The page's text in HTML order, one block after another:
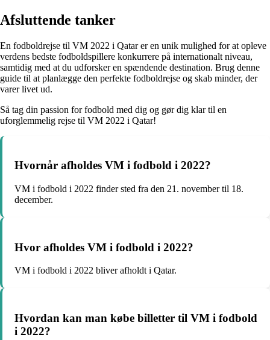
Afsluttende tanker
En fodboldrejse til VM 2022 i Qatar er en unik mulighed for at opleve
verdens bedste fodboldspillere konkurrere på internationalt niveau,
samtidig med at du udforsker en spændende destination. Brug denne
guide til at planlægge den perfekte fodboldrejse og skab minder, der
varer livet ud.
Så tag din passion for fodbold med dig og gør dig klar til en
uforglemmelig rejse til VM 2022 i Qatar!
Hvornår afholdes VM i fodbold i 2022?
VM i fodbold i 2022 finder sted fra den 21. november til 18.
december.
Hvor afholdes VM i fodbold i 2022?
VM i fodbold i 2022 bliver afholdt i Qatar.
Hvordan kan man købe billetter til VM i fodbold
i 2022?